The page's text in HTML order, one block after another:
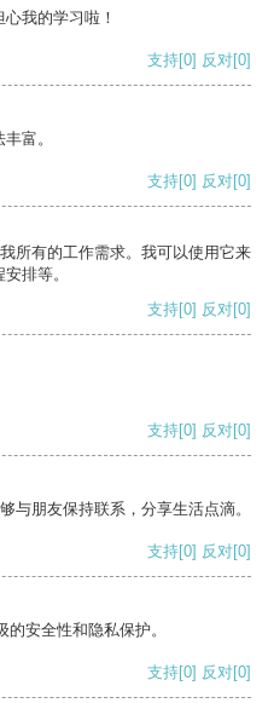
我的学习啦！
支持[0] 反对[0]
富。
支持[0] 反对[0]
所有的工作需求。我可以使用它来
排等。
支持[0] 反对[0]
支持[0] 反对[0]
与朋友保持联系，分享生活点滴。
支持[0] 反对[0]
安全性和隐私保护。
支持[0] 反对[0]